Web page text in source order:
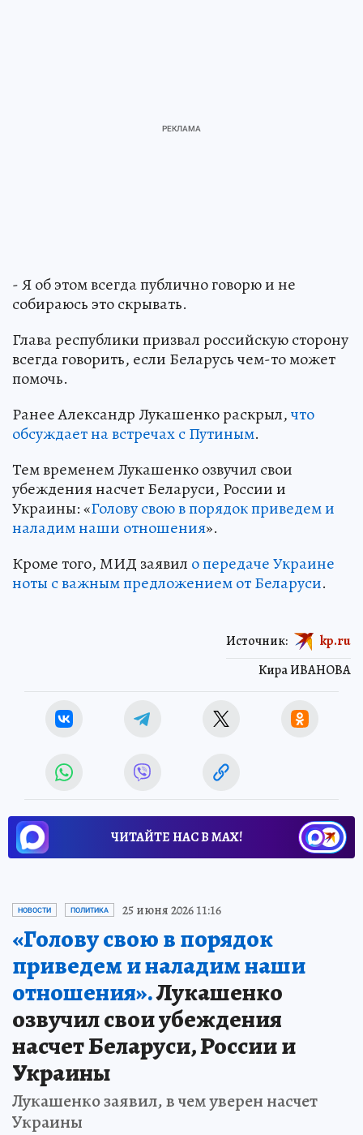
- Я об этом всегда публично говорю и не
собираюсь это скрывать.
Глава республики призвал российскую сторону
всегда говорить, если Беларусь чем-то может
помочь.
Ранее Александр Лукашенко раскрыл,что
обсуждает на встречах с Путиным.
Тем временем Лукашенко озвучил свои
убеждения насчет Беларуси, России и
Украины: «Голову свою в порядок приведем и
наладим наши отношения».
Кроме того, МИД заявил о передаче Украине
ноты с важным предложением от Беларуси.
Кира ИВАНОВА
Источник: kp.ru
ЧИТАЙТЕ НАС В МАХ!
НОВОСТИ ПОЛИТИКА 25 июня 2026 11:16
«Голову свою в порядок
приведем и наладим наши
отношения».Лукашенко
озвучил свои убеждения
насчет Беларуси, России и
Украины
Лукашенко заявил, в чем уверен насчет
Украины